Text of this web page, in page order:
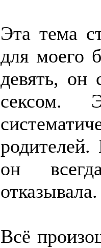
Эта тема
для моего
девять, он
сексом.
он
отказывала.
Всё